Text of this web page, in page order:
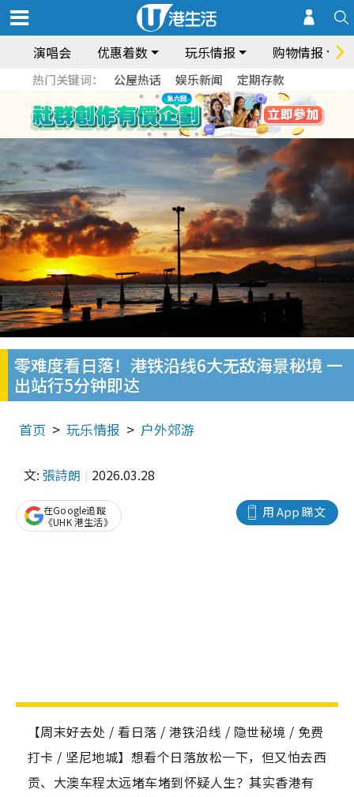
演唱会 优惠着数 玩乐情报 购物情报
热门关键词： 公屋热话 娱乐新闻 定期存款
零难度看日落！港铁沿线6大无敌海景秘境 一
出站行5分钟即达
首页 玩乐情报 户外郊游
文: 張詩朗 2026.03.28
用 App 睇文
在Google追蹤
《UHK 港生活》
【周末好去处 / 看日落 / 港铁沿线 / 隐世秘境 / 免费
打卡 / 坚尼地城】想看个日落放松一下，但又怕去西
贡、大澳车程太远堵车堵到怀疑人生？其实香港有